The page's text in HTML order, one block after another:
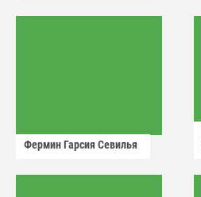
Фермин Гарсия Севилья